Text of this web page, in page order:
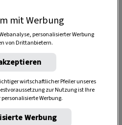
Anzeige
mit Werbung
personalisierter Werbung
von Drittanbietern.
wirtschaftlicher Pfeiler unseres
zur Nutzung ist Ihre
Werbung.
Werbung